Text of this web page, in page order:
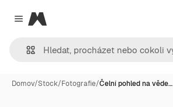
Close menu
Magnific
Domov/Stock/Fotografie/Čelní pohled na věde…